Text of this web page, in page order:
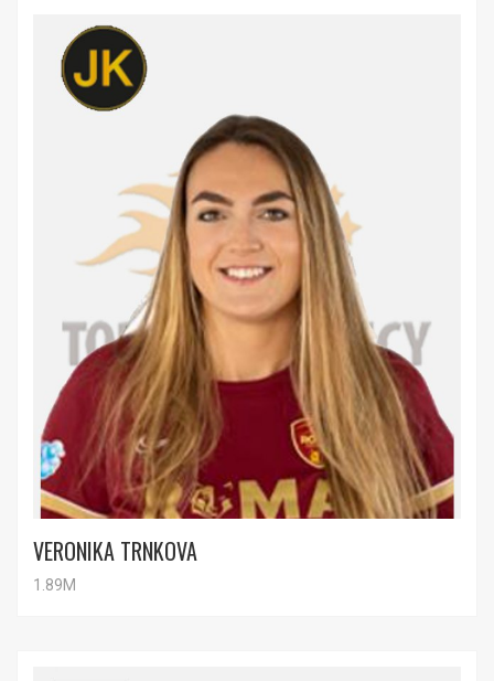
VERONIKA TRNKOVA
1.89M